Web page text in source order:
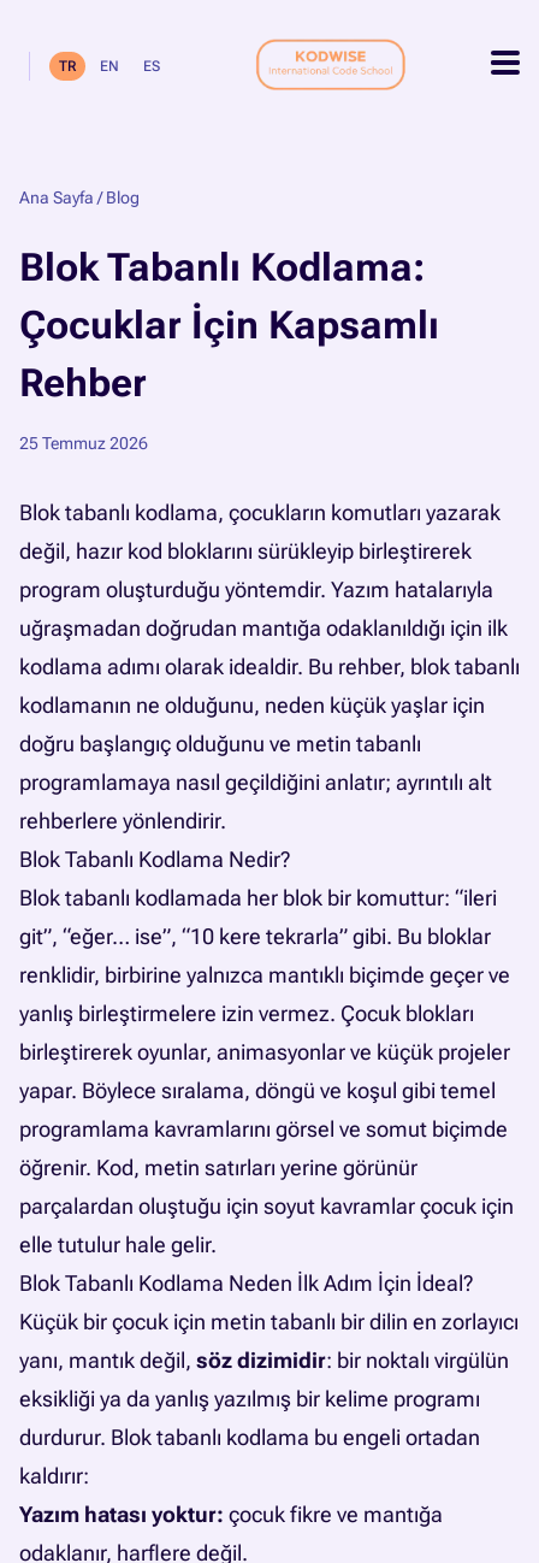
TR EN ES
Ana Sayfa /Blog
Blok Tabanlı Kodlama:
Çocuklar İçin Kapsamlı
Rehber
25 Temmuz 2026
Blok tabanlı kodlama, çocukların komutları yazarak
değil, hazır kod bloklarını sürükleyip birleştirerek
program oluşturduğu yöntemdir. Yazım hatalarıyla
uğraşmadan doğrudan mantığa odaklanıldığı için ilk
kodlama adımı olarak idealdir. Bu rehber, blok tabanlı
kodlamanın ne olduğunu, neden küçük yaşlar için
doğru başlangıç olduğunu ve metin tabanlı
programlamaya nasıl geçildiğini anlatır; ayrıntılı alt
rehberlere yönlendirir.
Blok Tabanlı Kodlama Nedir?
Blok tabanlı kodlamada her blok bir komuttur: “ileri
git”, “eğer… ise”, “10 kere tekrarla” gibi. Bu bloklar
renklidir, birbirine yalnızca mantıklı biçimde geçer ve
yanlış birleştirmelere izin vermez. Çocuk blokları
birleştirerek oyunlar, animasyonlar ve küçük projeler
yapar. Böylece sıralama, döngü ve koşul gibi temel
programlama kavramlarını görsel ve somut biçimde
öğrenir. Kod, metin satırları yerine görünür
parçalardan oluştuğu için soyut kavramlar çocuk için
elle tutulur hale gelir.
Blok Tabanlı Kodlama Neden İlk Adım İçin İdeal?
Küçük bir çocuk için metin tabanlı bir dilin en zorlayıcı
yanı, mantık değil, söz dizimidir: bir noktalı virgülün
eksikliği ya da yanlış yazılmış bir kelime programı
durdurur. Blok tabanlı kodlama bu engeli ortadan
kaldırır:
Yazım hatası yoktur: çocuk fikre ve mantığa
odaklanır, harflere değil.